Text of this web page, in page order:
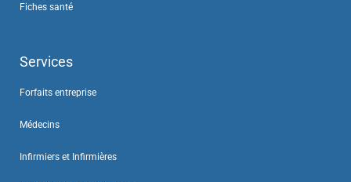
Fiches santé
Services
Forfaits entreprise
Médecins
Infirmiers et Infirmières